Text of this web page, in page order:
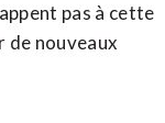
pas à cette
de nouveaux